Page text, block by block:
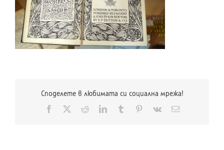
Споделете в любимата си социална мрежа!
Facebook RedditLinkedInTumblr Pinterest
Vk
Електронна